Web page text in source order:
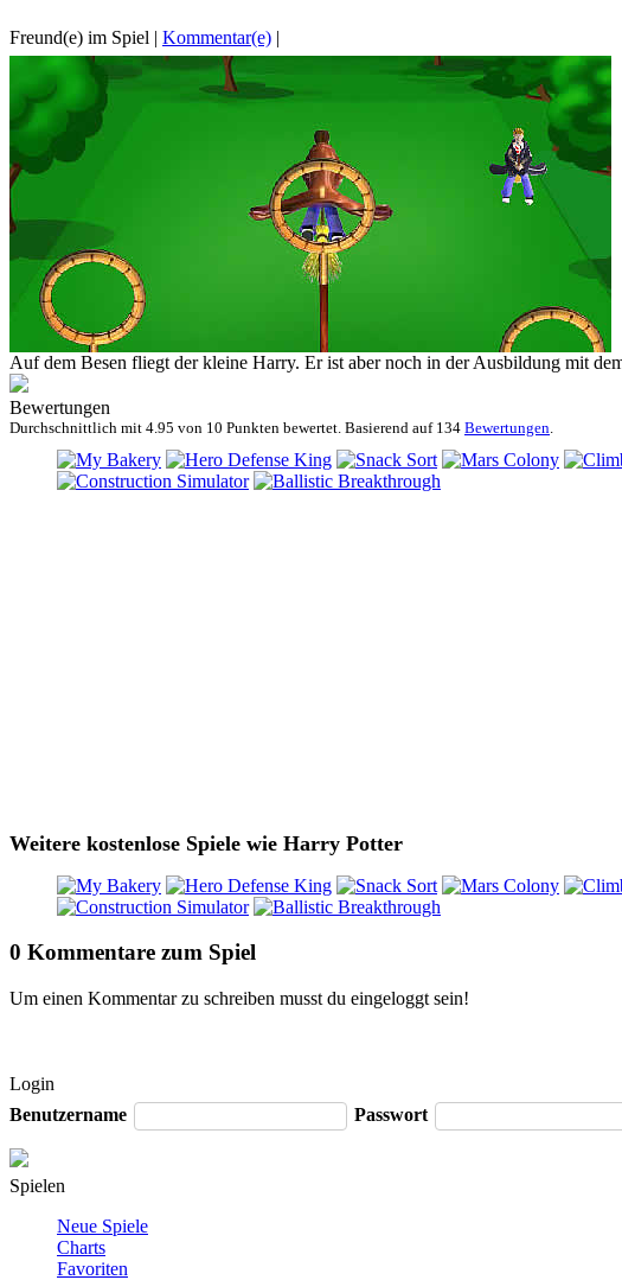
Freund(e) im Spiel | Kommentar(e) |
Auf dem Besen fliegt der kleine Harry. Er ist aber noch in der Ausbildung mit
Bewertungen
Durchschnittlich mit 4.95 von 10 Punkten bewertet. Basierend auf 134 Bewertungen
Weitere kostenlose Spiele wie Harry Potter
0 Kommentare zum Spiel
Um einen Kommentar zu schreiben musst du eingeloggt sein!
Login
Benutzername
Passwort
Spielen
Neue Spiele
Charts
Favoriten